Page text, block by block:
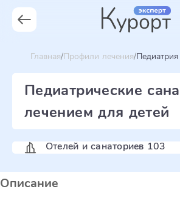
Главная Профили лечения Педиатрия
Педиатрические
лечением для детей
Отелей и санаториев 103
Описание